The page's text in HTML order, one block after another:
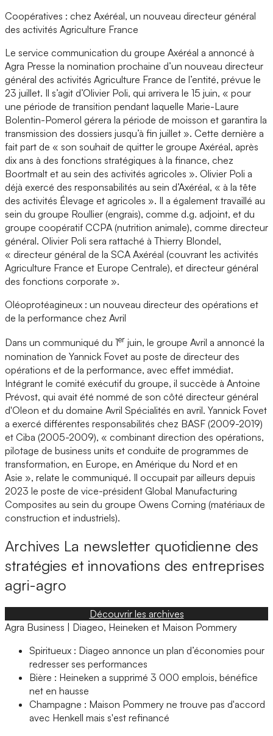
Coopératives : chez Axéréal, un nouveau directeur général
des activités Agriculture France
Le service communication du groupe Axéréal a annoncé à
Agra Presse la nomination prochaine d’un nouveau directeur
général des activités Agriculture France de l’entité, prévue le
23 juillet. Il s’agit d’Olivier Poli, qui arrivera le 15 juin, « pour
une période de transition pendant laquelle Marie-Laure
Bolentin-Pomerol gérera la période de moisson et garantira la
transmission des dossiers jusqu’à fin juillet ». Cette dernière a
fait part de « son souhait de quitter le groupe Axéréal, après
dix ans à des fonctions stratégiques à la finance, chez
Boortmalt et au sein des activités agricoles ». Olivier Poli a
déjà exercé des responsabilités au sein d’Axéréal, « à la tête
des activités Élevage et agricoles ». Il a également travaillé au
sein du groupe Roullier (engrais), comme d.g. adjoint, et du
groupe coopératif CCPA (nutrition animale), comme directeur
général. Olivier Poli sera rattaché à Thierry Blondel,
« directeur général de la SCA Axéréal (couvrant les activités
Agriculture France et Europe Centrale), et directeur général
des fonctions corporate ».
Oléoprotéagineux : un nouveau directeur des opérations et
de la performance chez Avril
Dans un communiqué du 1er juin, le groupe Avril a annoncé la
nomination de Yannick Fovet au poste de directeur des
opérations et de la performance, avec effet immédiat.
Intégrant le comité exécutif du groupe, il succède à Antoine
Prévost, qui avait été nommé de son côté directeur général
d'Oleon et du domaine Avril Spécialités en avril. Yannick Fovet
a exercé différentes responsabilités chez BASF (2009-2019)
et Ciba (2005-2009), « combinant direction des opérations,
pilotage de business units et conduite de programmes de
transformation, en Europe, en Amérique du Nord et en
Asie », relate le communiqué. Il occupait par ailleurs depuis
2023 le poste de vice-président Global Manufacturing
Composites au sein du groupe Owens Corning (matériaux de
construction et industriels).
Archives La newsletter quotidienne des
stratégies et innovations des entreprises
agri-agro
Découvrir les archives
Agra Business | Diageo, Heineken et Maison Pommery
Spiritueux : Diageo annonce un plan d’économies pour
redresser ses performances
Bière : Heineken a supprimé 3 000 emplois, bénéfice
net en hausse
Champagne : Maison Pommery ne trouve pas d'accord
avec Henkell mais s'est refinancé